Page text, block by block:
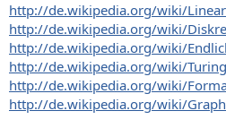
http://de.wikipedia.org/wiki/
http://de.wikipedia.org/wiki/
http://de.wikipedia.org/wiki/
http://de.wikipedia.org/wiki/
http://de.wikipedia.org/wiki/
http://de.wikipedia.org/wiki/